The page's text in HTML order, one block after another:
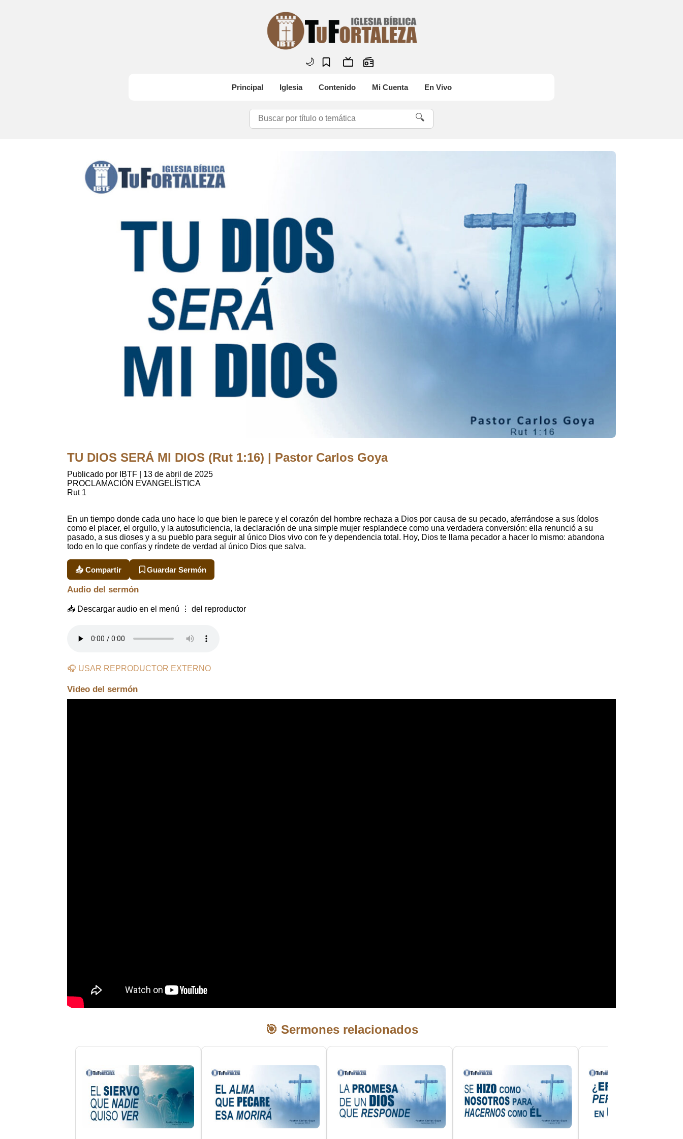
🌙
Principal Iglesia Contenido Mi Cuenta En Vivo
🔍
TU DIOS SERÁ MI DIOS (Rut 1:16) | Pastor Carlos Goya
Publicado por IBTF
13 de abril de 2025
PROCLAMACIÓN EVANGELÍSTICA
Rut 1
En un tiempo donde cada uno hace lo que bien le parece y el corazón del hombre rechaza a Dios por causa de su pecado, aferrándose a sus ídolos
como el placer, el orgullo, y la autosuficiencia, la declaración de una simple mujer resplandece como una verdadera conversión: ella renunció a su
pasado, a sus dioses y a su pueblo para seguir al único Dios vivo con fe y dependencia total. Hoy, Dios te llama pecador a hacer lo mismo: abandona
todo en lo que confías y ríndete de verdad al único Dios que salva.
📤 Compartir Guardar Sermón
Audio del sermón
📥 Descargar audio en el menú ⋮ del reproductor
🎧 USAR REPRODUCTOR EXTERNO
Video del sermón
🎯 Sermones relacionados